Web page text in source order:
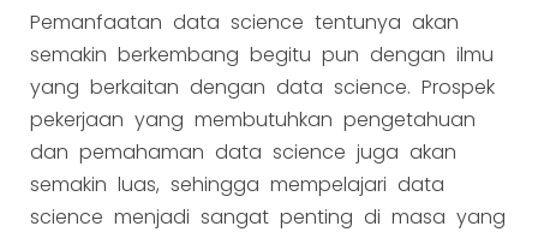
Pemanfaatan data science tentunya akan
semakin berkembang begitu pun dengan ilmu
yang berkaitan dengan data science. Prospek
pekerjaan yang membutuhkan pengetahuan
dan pemahaman data science juga akan
semakin luas, sehingga mempelajari data
science menjadi sangat penting di masa yang